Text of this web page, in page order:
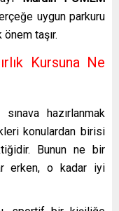
uygun parkuru
taşır.
Kursuna Ne
hazırlanmak
konulardan birisi
Bunun ne bir
erken, o kadar iyi